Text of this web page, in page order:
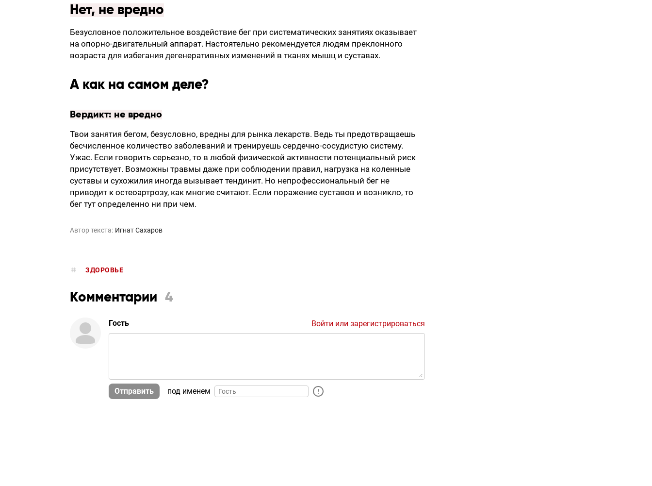
Нет, не вредно
Безусловное положительное воздействие бег при систематических занятиях оказывает
на опорно-двигательный аппарат. Настоятельно рекомендуется людям преклонного
возраста для избегания дегенеративных изменений в тканях мышц и суставах.
А как на самом деле?
Вердикт: не вредно
Твои занятия бегом, безусловно, вредны для рынка лекарств. Ведь ты предотвращаешь
бесчисленное количество заболеваний и тренируешь сердечно-сосудистую систему.
Ужас. Если говорить серьезно, то в любой физической активности потенциальный риск
присутствует. Возможны травмы даже при соблюдении правил, нагрузка на коленные
суставы и сухожилия иногда вызывает тендинит. Но непрофессиональный бег не
приводит к остеоартрозу, как многие считают. Если поражение суставов и возникло, то
бег тут определенно ни при чем.
Автор текста: Игнат Сахаров
ЗДОРОВЬЕ
Комментарии 4
Гость Войти или зарегистрироваться
Отправить под именем